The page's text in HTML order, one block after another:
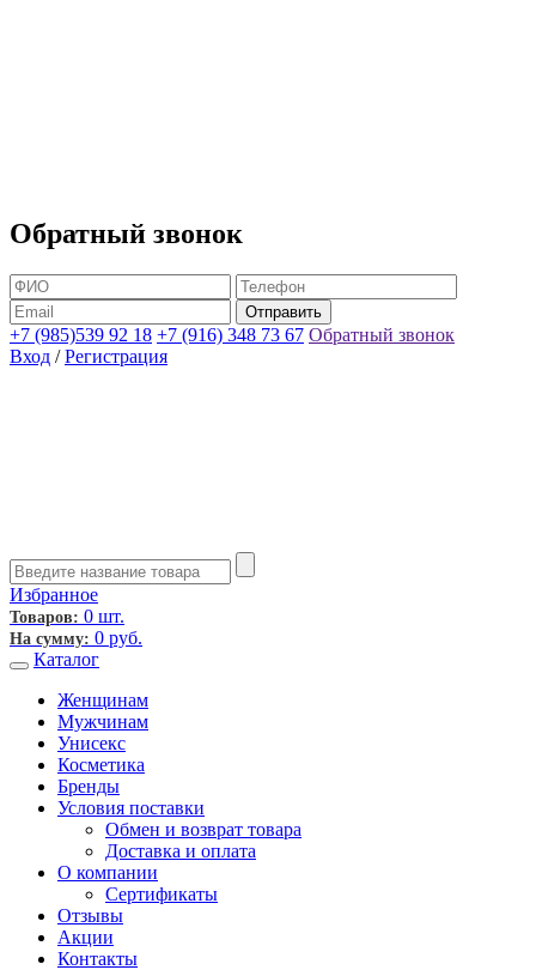
Обратный звонок
+7 (985)539 92 18 +7 (916) 348 73 67 Обратный звонок
Вход / Регистрация
Избранное
Товаров: 0 шт.
На сумму: 0 руб.
Каталог
Женщинам
Мужчинам
Унисекс
Косметика
Бренды
Условия поставки
Обмен и возврат товара
Доставка и оплата
О компании
Сертификаты
Отзывы
Акции
Контакты